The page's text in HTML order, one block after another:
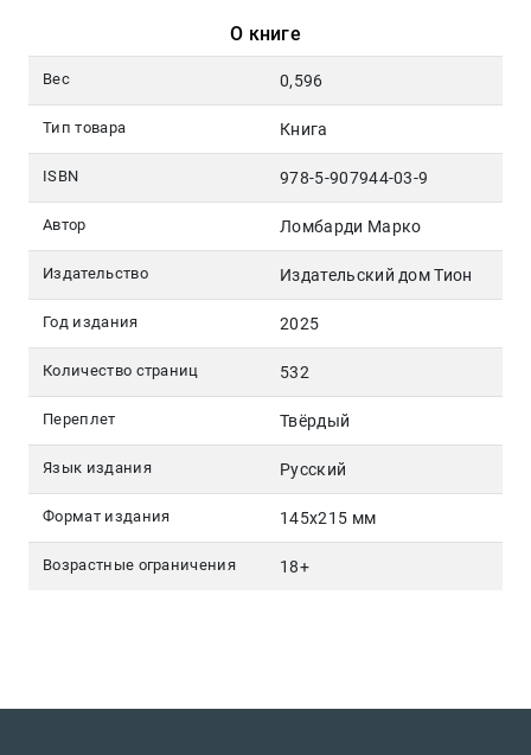
О книге
Вес 0,596
Тип товара Книга
ISBN 978-5-907944-03-9
Автор Ломбарди Марко
Издательство Издательский дом Тион
Год издания 2025
Количество страниц 532
Переплет Твёрдый
Язык издания Русский
Формат издания 145х215 мм
Возрастные ограничения 18+